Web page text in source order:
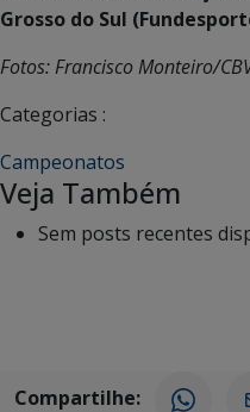
Grosso do Sul
Fotos: Francisco Monteiro/
Categorias :
Campeonatos
Veja Também
Sem posts recentes
Compartilhe: